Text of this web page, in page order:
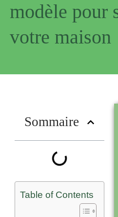
modèle pour
votre maison
Sommaire
Table of Contents